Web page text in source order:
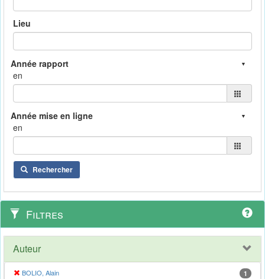
Lieu
en
en
Rechercher
Filtres
Auteur
BOLIO, Alain 1